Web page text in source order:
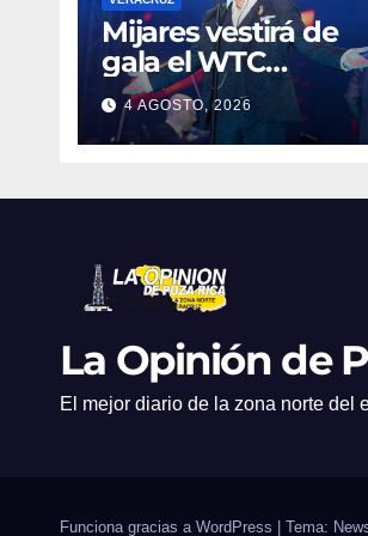
Mijares vestirá de
gala el WTC
Veracruz con un
monumental show
sinfónico por sus 10
4 AGOSTO, 2026
La Opinión de
El mejor diario de la zona norte del
Funciona gracias a WordPress Tema: